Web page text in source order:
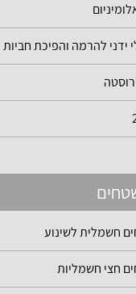
ידני להרמה והפיכת חביות
חשמלית לשינוע
חצי חשמליות